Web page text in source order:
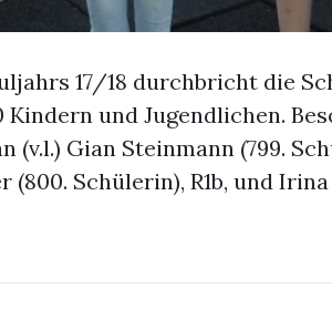
17/18 durchbricht die
und Jugendlichen.
(v.l.) Gian Steinmann (799.
Schülerin), R1b, und Irina